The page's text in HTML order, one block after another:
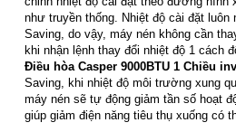
như truyền thống. Nhiệt độ cài đặt luôn
Saving, do vậy, máy nén không cần
khi nhận lệnh thay đổi nhiệt độ 1 cách
Điều hòa Casper 9000BTU 1 Chiều
Saving, khi nhiệt độ môi trường xung
máy nén sẽ tự động giảm tần số hoạt
giúp giảm điện năng tiêu thụ xuống có